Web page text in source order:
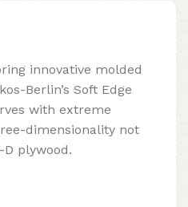
innovative molded
Berlin’s Soft Edge
with extreme
dimensionality not
plywood.